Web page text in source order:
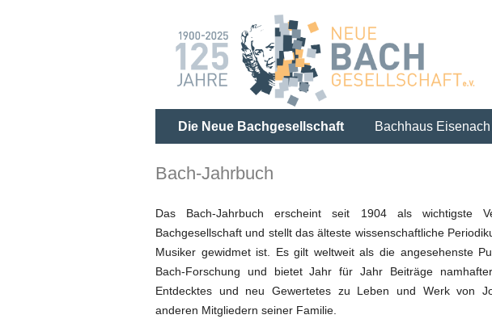
Die Neue Bachgesellschaft Bachhaus Eisenach
Bach-Jahrbuch
Das Bach-Jahrbuch erscheint seit 1904 als wichtigste
Bachgesellschaft und stellt das älteste wissenschaftliche
Musiker gewidmet ist. Es gilt weltweit als die angesehenste
Bach-Forschung und bietet Jahr für Jahr Beiträge
Entdecktes und neu Gewertetes zu Leben und Werk von
anderen Mitgliedern seiner Familie.